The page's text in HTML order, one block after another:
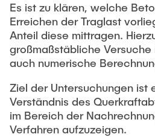
Promotionen
Es ist zu klären, welche
Erreichen der Traglast
Anteil diese mittragen.
großmaßstäbliche Versuche
auch numerische
Ziel der Untersuchungen ist
Verständnis des
im Bereich der
Verfahren aufzuzeigen.